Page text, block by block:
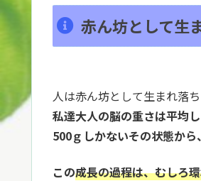
赤ん坊として生
人は赤ん坊として生まれ落
私達大人の脳の重さは平均
500ｇしかないその状態から、
この成長の過程は、むしろ